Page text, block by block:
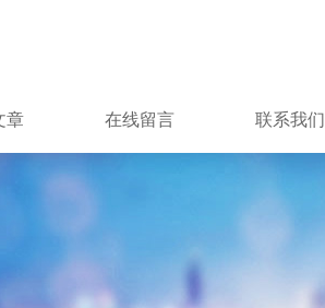
章 在线留言 联系我们